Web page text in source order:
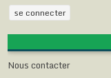
Nous contacter